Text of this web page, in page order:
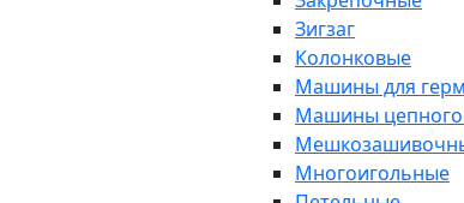
Зигзаг
Колонковые
Машины для
Машины цепного
Многоигольные